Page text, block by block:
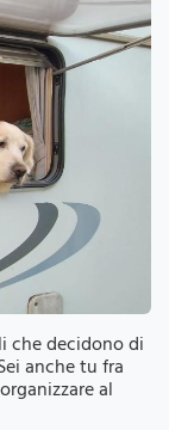
che decidono di
anche tu fra
al